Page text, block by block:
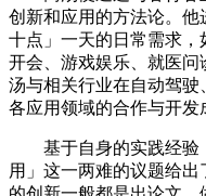
创新和应用的方法论。他
十点」一天的日常需求，
开会、游戏娱乐、就医
汤与相关行业在自动驾
各应用领域的合作与开发
基于自身的实践经验
用」这一两难的议题给